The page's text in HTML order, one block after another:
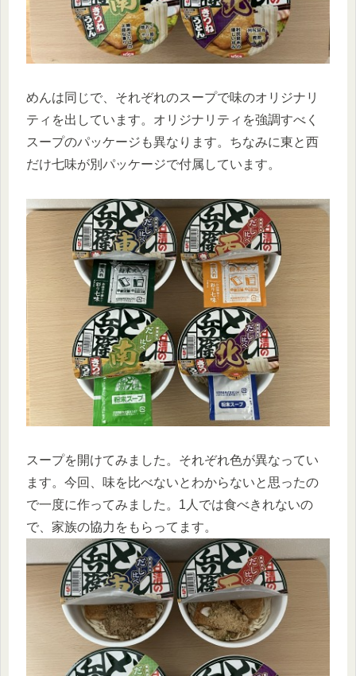
めんは同じで、それぞれのスープで味のオリジナリ
ティを出しています。オリジナリティを強調すべく
スープのパッケージも異なります。ちなみに東と西
だけ七味が別パッケージで付属しています。
スープを開けてみました。それぞれ色が異なってい
ます。今回、味を比べないとわからないと思ったの
で一度に作ってみました。1人では食べきれないの
で、家族の協力をもらってます。